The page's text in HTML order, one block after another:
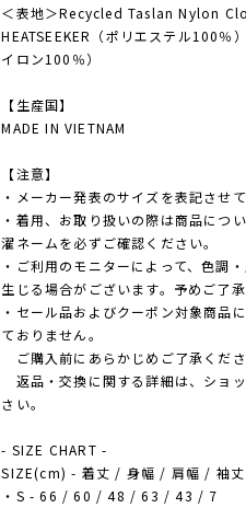
＜表地＞Recycled Taslan Nylon
HEATSEEKER（ポリエステル100
イロン100％）
【生産国】
MADE IN VIETNAM
【注意】
・メーカー発表のサイズを表記させ
・着用、お取り扱いの際は商品につ
濯ネームを必ずご確認ください。
・ご利用のモニターによって、色調
生じる場合がございます。予めご了承
・セール品およびクーポン対象商品
ておりません。
ご購入前にあらかじめご了承くだ
返品・交換に関する詳細は、ショ
さい。
- SIZE CHART -
SIZE(cm) - 着丈 / 身幅 / 肩幅 / 袖
・S - 66 / 60 / 48 / 63 / 43 / 7